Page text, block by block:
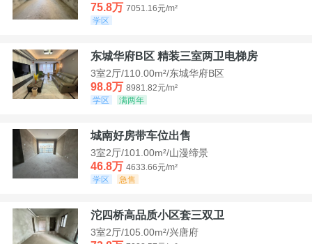
75.8万 7051.16元/m²
学区
东城华府B区 精装三室两卫电梯房
3室2厅/110.00m²/东城华府B区
98.8万 8981.82元/m²
学区
满两年
城南好房带车位出售
3室2厅/101.00m²/山漫缔景
46.8万 4633.66元/m²
学区
急售
沱四桥高品质小区套三双卫
3室2厅/105.00m²/兴唐府